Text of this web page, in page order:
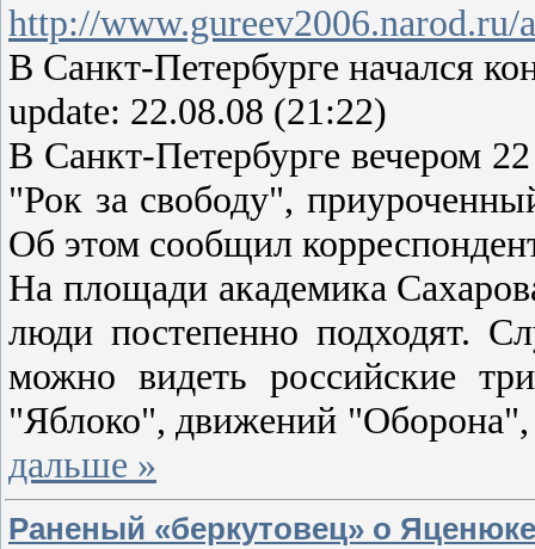
http://www.gureev2006.narod.ru/
В Санкт-Петербурге начался
update: 22.08.08 (21:22)
В Санкт-Петербурге вечером
"Рок за свободу",
Об этом сообщил
На площади академика
люди постепенно подходят.
можно видеть российские
"Яблоко", движений
дальше »
Раненый «беркутовец» о